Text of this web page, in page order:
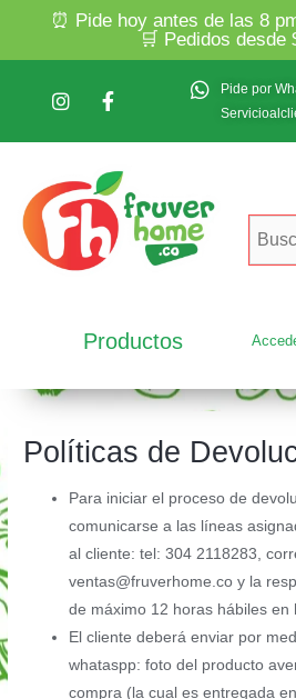
⏰ Pide hoy antes de las 8
🛒 Pedidos desde
Pide por
Productos
Políticas de
Para iniciar el proceso de
comunicarse a las líneas
al cliente: tel: 304 2118283,
ventas@fruverhome.co y la
de máximo 12 horas hábiles en
El cliente deberá enviar por
whataspp: foto del producto
compra (la cual es entregada